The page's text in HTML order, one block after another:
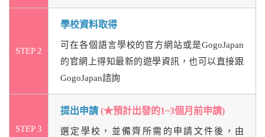
STEP 2
學校資料取得
可在各個語言學校的官方網站或是GogoJapan
的官網上得知最新的遊學資訊，也可以直接跟
GogoJapan諮詢
STEP 3
提出申請 (★預計出發的1~3個月前申請)
選定學校，並備齊所需的申請文件後，由